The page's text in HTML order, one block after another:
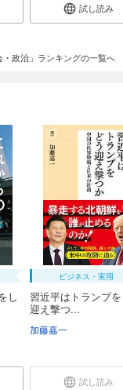
試し読み
・政治」ランキングの一覧へ
し
ビジネス・実用
習近平はトランプ
迎え撃つ...
加藤嘉一
試し読み